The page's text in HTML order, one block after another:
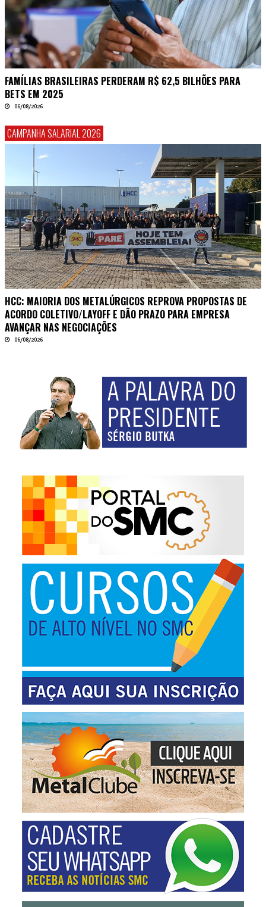
FAMÍLIAS BRASILEIRAS PERDERAM R$ 62,5 BILHÕES PARA
BETS EM 2025
06/08/2026
CAMPANHA SALARIAL 2026
HCC: MAIORIA DOS METALÚRGICOS REPROVA PROPOSTAS DE
ACORDO COLETIVO/LAYOFF E DÃO PRAZO PARA EMPRESA
AVANÇAR NAS NEGOCIAÇÕES
06/08/2026